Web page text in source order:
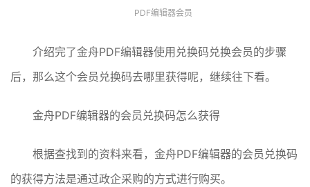
PDF编辑器会员
介绍完了金舟PDF编辑器使用兑换码兑换会员的步骤
后，那么这个会员兑换码去哪里获得呢，继续往下看。
金舟PDF编辑器的会员兑换码怎么获得
根据查找到的资料来看，金舟PDF编辑器的会员兑换码
的获得方法是通过政企采购的方式进行购买。